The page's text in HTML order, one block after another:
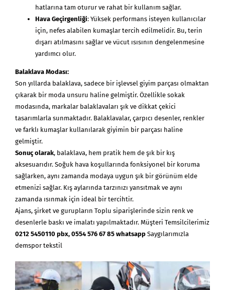
hatlarına tam oturur ve rahat bir kullanım sağlar.
Hava Geçirgenliği: Yüksek performans isteyen kullanıcılar
için, nefes alabilen kumaşlar tercih edilmelidir. Bu, terin
dışarı atılmasını sağlar ve vücut ısısının dengelenmesine
yardımcı olur.
Balaklava Modası:
Son yıllarda balaklava, sadece bir işlevsel giyim parçası olmaktan
çıkarak bir moda unsuru haline gelmiştir. Özellikle sokak
modasında, markalar balaklavaları şık ve dikkat çekici
tasarımlarla sunmaktadır. Balaklavalar, çarpıcı desenler, renkler
ve farklı kumaşlar kullanılarak giyimin bir parçası haline
gelmiştir.
Sonuç olarak, balaklava, hem pratik hem de şık bir kış
aksesuarıdır. Soğuk hava koşullarında fonksiyonel bir koruma
sağlarken, aynı zamanda modaya uygun şık bir görünüm elde
etmenizi sağlar. Kış aylarında tarzınızı yansıtmak ve aynı
zamanda ısınmak için ideal bir tercihtir.
Ajans, şirket ve gurupların Toplu siparişlerinde sizin renk ve
desenlerle baskı ve imalatı yapılmaktadır. Müşteri Temsilcilerimiz
0212 5450110 pbx, 0554 576 67 85 whatsapp Saygılarımızla
demspor tekstil